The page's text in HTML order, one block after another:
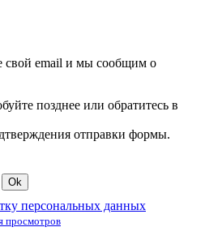
свой email и мы сообщим о
позднее или обратитесь в
отправки формы.
Ok
персональных данных
просмотров